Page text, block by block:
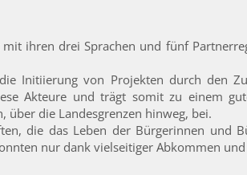
mit ihren drei Sprachen und fünf
Initiierung von Projekten durch den
Akteure und trägt somit zu einem
über die Landesgrenzen hinweg, bei.
die das Leben der Bürgerinnen und
nur dank vielseitiger Abkommen